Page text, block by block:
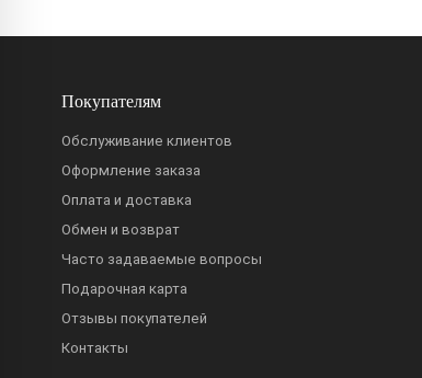
Покупателям
Обслуживание клиентов
Оформление заказа
Оплата и доставка
Обмен и возврат
Часто задаваемые вопросы
Подарочная карта
Отзывы покупателей
Контакты